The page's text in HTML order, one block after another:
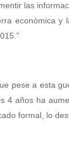
las
económica y
pese a esta
4 años ha
formal, lo